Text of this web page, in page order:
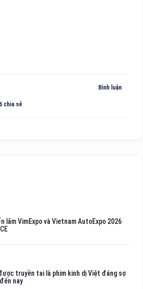
Bình luận
chia sẻ
lãm VimExpo và Vietnam AutoExpo 2026
được truyền tai là phim kinh dị Việt đáng sợ
nay